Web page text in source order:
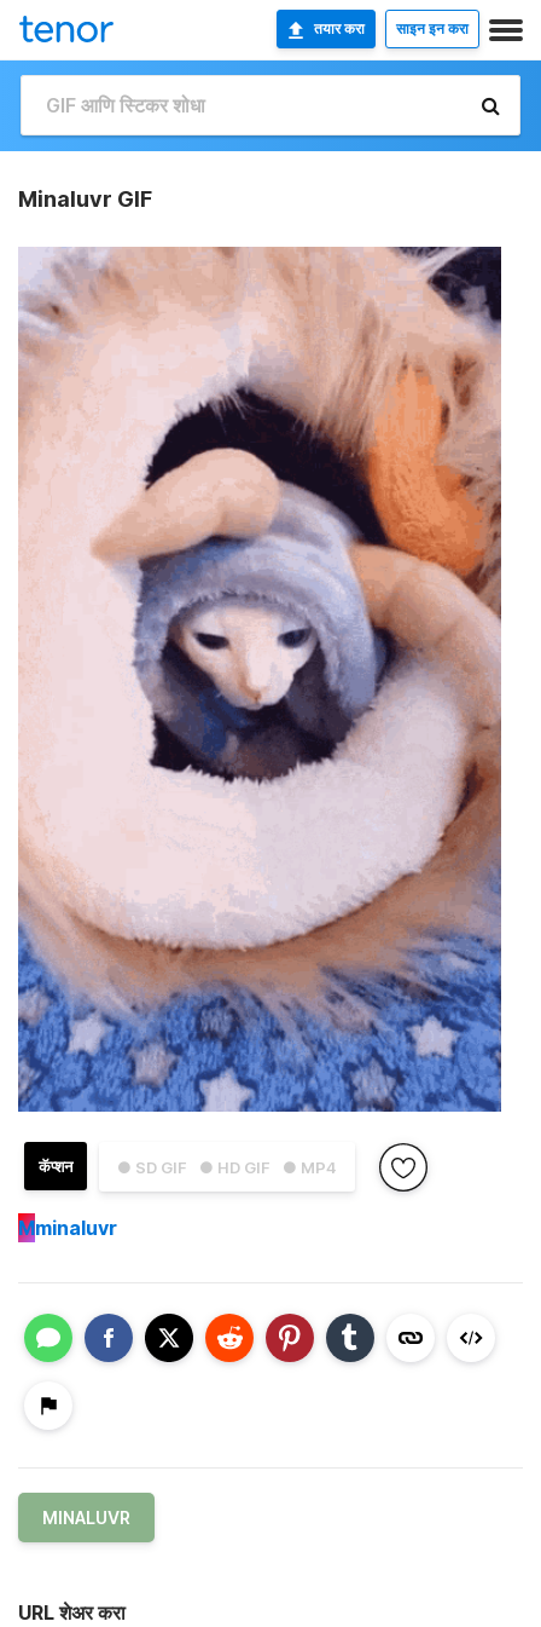
तयार करा साइन इन करा
Minaluvr GIF
● SD GIF ● HD GIF ● MP4
कॅप्शन
Mminaluvr
MINALUVR
URL शेअर करा